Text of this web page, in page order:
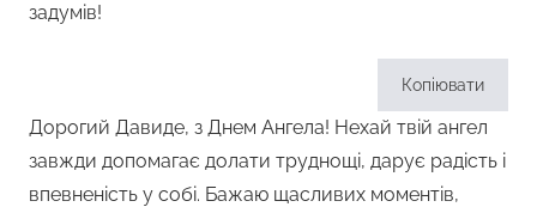
задумів!
Копіювати
Дорогий Давиде, з Днем Ангела! Нехай твій ангел
завжди допомагає долати труднощі, дарує радість і
впевненість у собі. Бажаю щасливих моментів,